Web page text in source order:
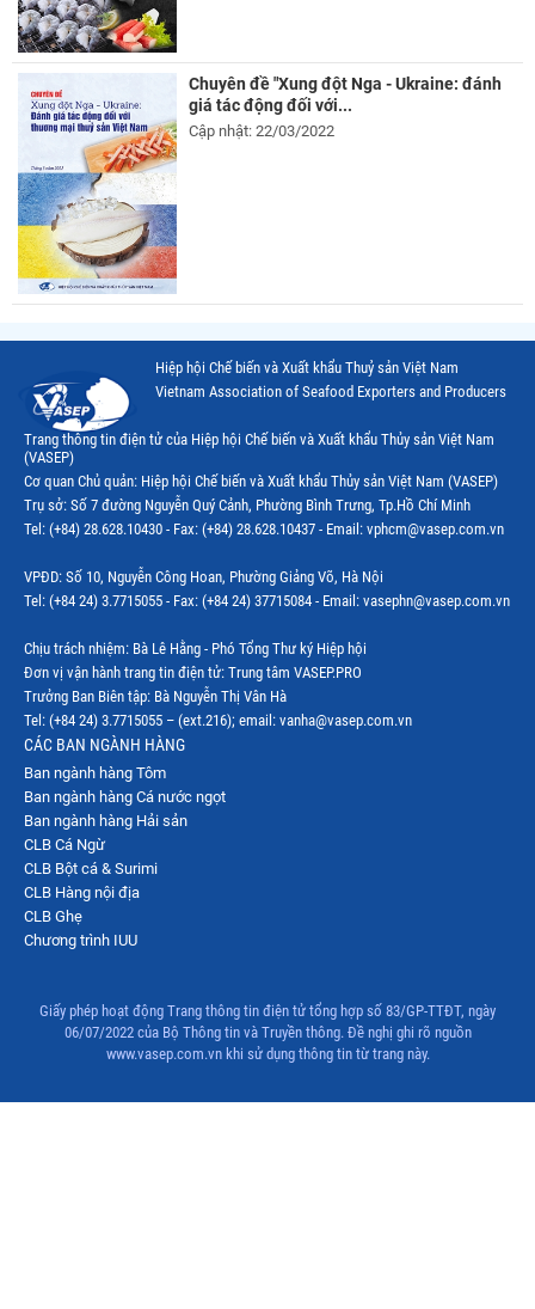
Chuyên đề "Xung đột Nga - Ukraine: đánh
giá tác động đối với...
Cập nhật: 22/03/2022
Hiệp hội Chế biến và Xuất khẩu Thuỷ sản Việt Nam
Vietnam Association of Seafood Exporters and Producers
Trang thông tin điện tử của Hiệp hội Chế biến và Xuất khẩu Thủy sản Việt Nam
(VASEP)
Cơ quan Chủ quản: Hiệp hội Chế biến và Xuất khẩu Thủy sản Việt Nam (VASEP)
Trụ sở: Số 7 đường Nguyễn Quý Cảnh, Phường Bình Trưng, Tp.Hồ Chí Minh
Tel: (+84) 28.628.10430 - Fax: (+84) 28.628.10437 - Email: vphcm@vasep.com.vn
VPĐD: Số 10, Nguyễn Công Hoan, Phường Giảng Võ, Hà Nội
Tel: (+84 24) 3.7715055 - Fax: (+84 24) 37715084 - Email: vasephn@vasep.com.vn
Chịu trách nhiệm: Bà Lê Hằng - Phó Tổng Thư ký Hiệp hội
Đơn vị vận hành trang tin điện tử: Trung tâm VASEP.PRO
Trưởng Ban Biên tập: Bà Nguyễn Thị Vân Hà
Tel: (+84 24) 3.7715055 – (ext.216); email: vanha@vasep.com.vn
CÁC BAN NGÀNH HÀNG
Ban ngành hàng Tôm
Ban ngành hàng Cá nước ngọt
Ban ngành hàng Hải sản
CLB Cá Ngừ
CLB Bột cá & Surimi
CLB Hàng nội địa
CLB Ghẹ
Chương trình IUU
Giấy phép hoạt động Trang thông tin điện tử tổng hợp số 83/GP-TTĐT, ngày
06/07/2022 của Bộ Thông tin và Truyền thông. Đề nghị ghi rõ nguồn
www.vasep.com.vn khi sử dụng thông tin từ trang này.